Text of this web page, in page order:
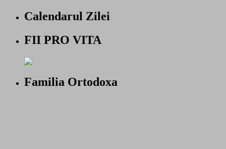
Calendarul Zilei
FII PRO VITA
Familia Ortodoxa